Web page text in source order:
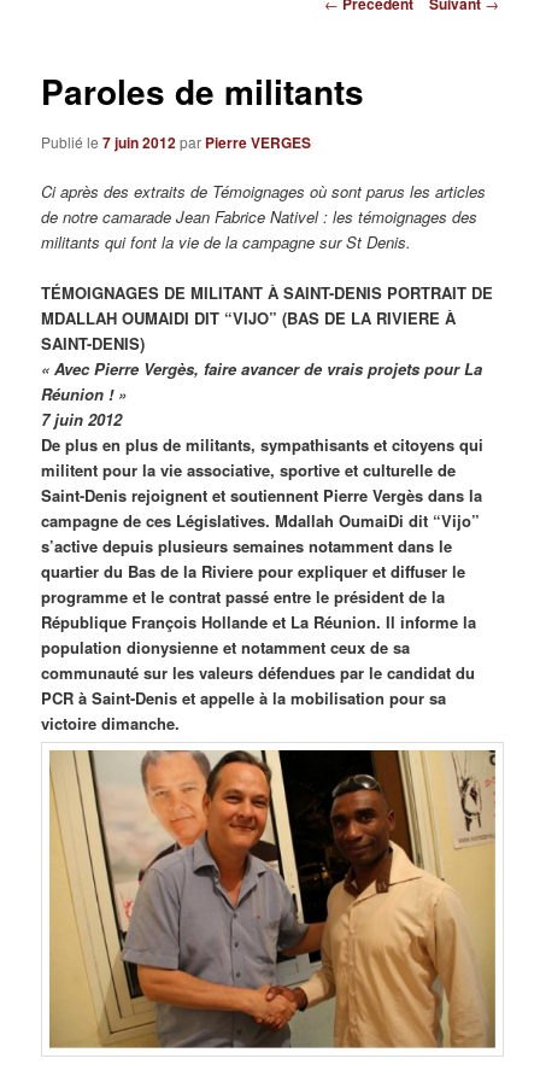
Paroles de militants
Publié le7 juin 2012par Pierre VERGES
Ci après des extraits de Témoignages où sont parus les articles
de notre camarade Jean Fabrice Nativel : les témoignages des
militants qui font la vie de la campagne sur St Denis.
TÉMOIGNAGES DE MILITANT À SAINT-DENIS PORTRAIT DE
MDALLAH OUMAIDI DIT “VIJO” (BAS DE LA RIVIERE À
SAINT-DENIS)
« Avec Pierre Vergès, faire avancer de vrais projets pour La
Réunion ! »
7 juin 2012
De plus en plus de militants, sympathisants et citoyens qui
militent pour la vie associative, sportive et culturelle de
Saint-Denis rejoignent et soutiennent Pierre Vergès dans la
campagne de ces Législatives. Mdallah OumaiDi dit “Vijo”
s’active depuis plusieurs semaines notamment dans le
quartier du Bas de la Riviere pour expliquer et diffuser le
programme et le contrat passé entre le président de la
République François Hollande et La Réunion. Il informe la
population dionysienne et notamment ceux de sa
communauté sur les valeurs défendues par le candidat du
PCR à Saint-Denis et appelle à la mobilisation pour sa
victoire dimanche.